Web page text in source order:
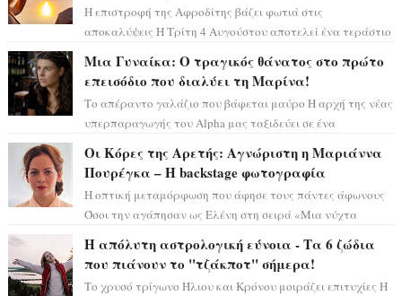
Η επιστροφή της Αφροδίτης βάζει φωτιά στις
αποκαλύψεις Η Τρίτη 4 Αυγούστου αποτελεί ένα τεράστιο
Μια Γυναίκα: Ο τραγικός θάνατος στο πρώτο
επεισόδιο που διαλύει τη Μαρίνα!
Το απέραντο γαλάζιο που βάφεται μαύρο Η αρχή της νέας
υπερπαραγωγής του Alpha μας ταξιδεύει σε ένα
Οι Κόρες της Αρετής: Αγνώριστη η Μαριάννα
Πουρέγκα – H backstage φωτογραφία
Η οπτική μεταμόρφωση που άφησε τους πάντες άφωνους
Όσοι την αγάπησαν ως Ελένη στη σειρά «Μια νύχτα
Η απόλυτη αστρολογική εύνοια - Τα 6 ζώδια
που πιάνουν το "τζάκποτ" σήμερα!
Το χρυσό τρίγωνο Ήλιου και Κρόνου μοιράζει επιτυχίες Η